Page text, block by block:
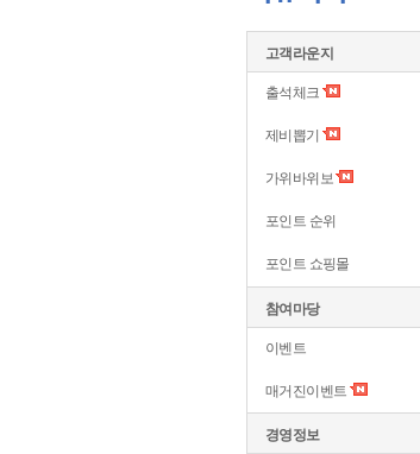
고객라운지
출석체크
제비뽑기
가위바위보
포인트 순위
포인트 쇼핑몰
참여마당
이벤트
매거진이벤트
경영정보